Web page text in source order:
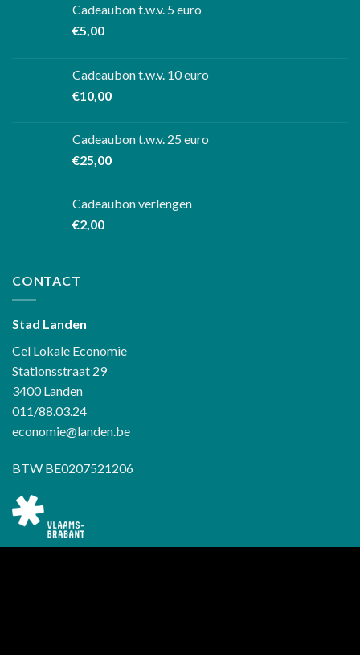
Cadeaubon t.w.v. 5 euro
€5,00
Cadeaubon t.w.v. 10 euro
€10,00
Cadeaubon t.w.v. 25 euro
€25,00
Cadeaubon verlengen
€2,00
CONTACT
Stad Landen
Cel Lokale Economie
Stationsstraat 29
3400 Landen
011/88.03.24
economie@landen.be
BTW BE0207521206